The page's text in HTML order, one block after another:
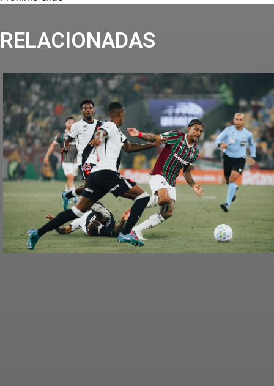
RELACIONADAS